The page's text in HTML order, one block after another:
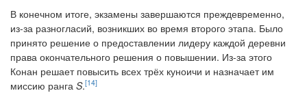
В конечном итоге, экзамены завершаются преждевременно,
из-за разногласий, возникших во время второго этапа. Было
принято решение о предоставлении лидеру каждой деревни
права окончательного решения о повышении. Из-за этого
Конан решает повысить всех трёх куноичи и назначает им
миссию ранга S.[14]